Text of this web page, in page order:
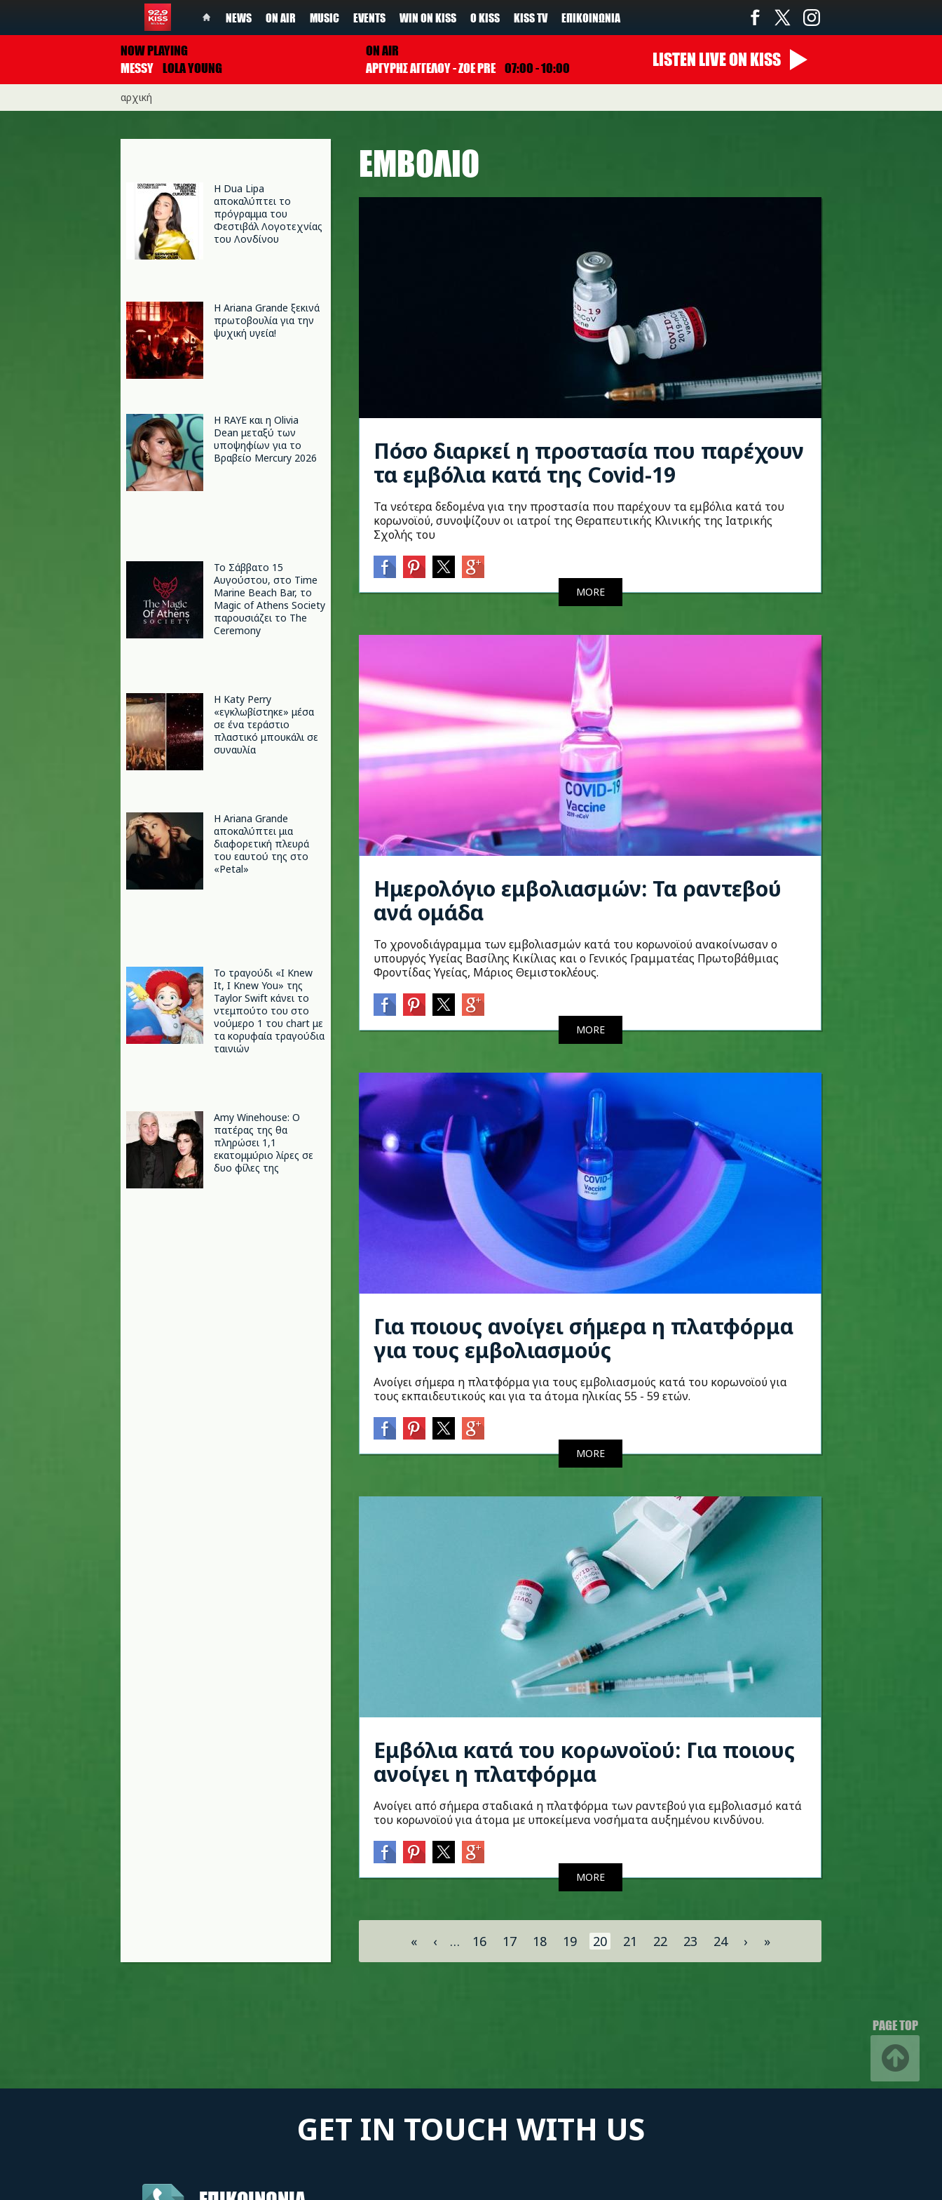
NEWS ON AIR MUSIC EVENTS WIN ON KISS Ο KISS KISS TV ΕΠΙΚΟΙΝΩΝΊΑ
NOW PLAYING
MESSY LOLA YOUNG
ON AIR
ΑΡΓΥΡΗΣ ΑΓΓΕΛΟΥ - ZOE PRE 07:00 - 10:00 LISTEN LIVEON KISS
αρχική
Η Dua Lipa
αποκαλύπτει το
πρόγραμμα του
Φεστιβάλ Λογοτεχνίας
του Λονδίνου
Η Ariana Grande ξεκινά
πρωτοβουλία για την
ψυχική υγεία!
Η RAYE και η Olivia
Dean μεταξύ των
υποψηφίων για το
Βραβείο Mercury 2026
Το Σάββατο 15
Αυγούστου, στο Time
Marine Beach Bar, το
Magic of Athens Society
παρουσιάζει το The
Ceremony
H Katy Perry
«εγκλωβίστηκε» μέσα
σε ένα τεράστιο
πλαστικό μπουκάλι σε
συναυλία
Η Ariana Grande
αποκαλύπτει μια
διαφορετική πλευρά
του εαυτού της στο
«Petal»
Το τραγούδι «I Knew
It, I Knew You» της
Taylor Swift κάνει το
ντεμπούτο του στο
νούμερο 1 του chart με
τα κορυφαία τραγούδια
ταινιών
Amy Winehouse: Ο
πατέρας της θα
πληρώσει 1,1
εκατομμύριο λίρες σε
δυο φίλες της
ΕΜΒΟΛΙΟ
Πόσο διαρκεί η προστασία που παρέχουν
τα εμβόλια κατά της Covid-19
Τα νεότερα δεδομένα για την προστασία που παρέχουν τα εμβόλια κατά του
κορωνοϊού, συνοψίζουν οι ιατροί της Θεραπευτικής Κλινικής της Ιατρικής
Σχολής του
MORE
Ημερολόγιο εμβολιασμών: Τα ραντεβού
ανά ομάδα
Το χρονοδιάγραμμα των εμβολιασμών κατά του κορωνοϊού ανακοίνωσαν ο
υπουργός Υγείας Βασίλης Κικίλιας και ο Γενικός Γραμματέας Πρωτοβάθμιας
Φροντίδας Υγείας, Μάριος Θεμιστοκλέους.
MORE
Για ποιους ανοίγει σήμερα η πλατφόρμα
για τους εμβολιασμούς
Ανοίγει σήμερα η πλατφόρμα για τους εμβολιασμούς κατά του κορωνοϊού για
τους εκπαιδευτικούς και για τα άτομα ηλικίας 55 - 59 ετών.
MORE
Εμβόλια κατά του κορωνοϊού: Για ποιους
ανοίγει η πλατφόρμα
Ανοίγει από σήμερα σταδιακά η πλατφόρμα των ραντεβού για εμβολιασμό κατά
του κορωνοϊού για άτομα με υποκείμενα νοσήματα αυξημένου κινδύνου.
MORE
Σελίδες
« ‹ … 16 17 18 19 20 21 22 23 24 › »
PAGE TOP
GET IN TOUCH WITH US